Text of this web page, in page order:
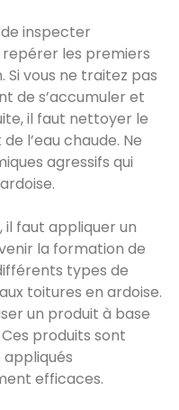
inspecter
les premiers
Si vous ne traitez pas
de s’accumuler et
il faut nettoyer le
l’eau chaude. Ne
agressifs qui
il faut appliquer un
la formation de
types de
toitures en ardoise.
un produit à base
produits sont
efficaces.